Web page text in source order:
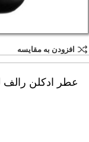
افزودن به مقایسه